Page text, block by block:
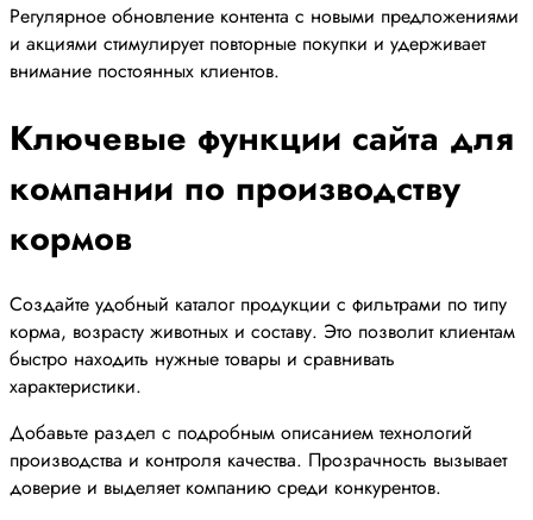
Регулярное обновление контента с новыми предложениями
и акциями стимулирует повторные покупки и удерживает
внимание постоянных клиентов.
Ключевые функции сайта для
компании по производству
кормов
Создайте удобный каталог продукции с фильтрами по типу
корма, возрасту животных и составу. Это позволит клиентам
быстро находить нужные товары и сравнивать
характеристики.
Добавьте раздел с подробным описанием технологий
производства и контроля качества. Прозрачность вызывает
доверие и выделяет компанию среди конкурентов.